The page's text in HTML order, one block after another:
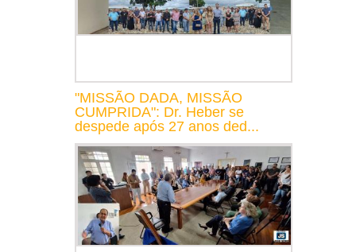
"MISSÃO DADA, MISSÃO
CUMPRIDA": Dr. Heber se
despede após 27 anos ded...